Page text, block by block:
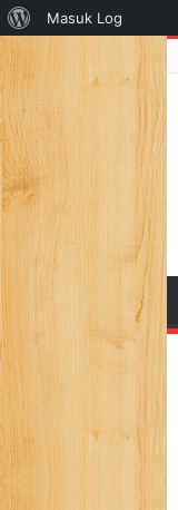
Tentang
WordPress
Masuk Log